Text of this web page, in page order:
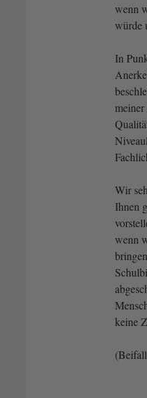
wenn
würde
In
Wir
Ihnen
wenn
keine